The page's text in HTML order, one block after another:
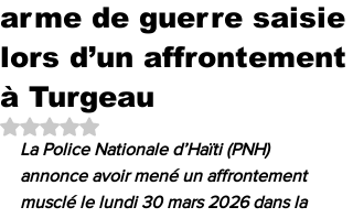
arme de guerre saisie
lors d’un affrontement
à Turgeau
Noté NaN étoiles sur 5.
La Police Nationale d’Haïti (PNH)
annonce avoir mené un affrontement
musclé le lundi 30 mars 2026 dans la